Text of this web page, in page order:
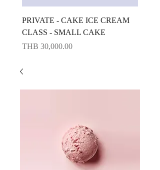
PRIVATE - CAKE ICE CREAM
CLASS - SMALL CAKE
Price
THB 30,000.00